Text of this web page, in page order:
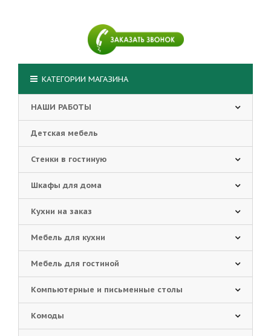
КАТЕГОРИИ МАГАЗИНА
НАШИ РАБОТЫ
Детская мебель
Стенки в гостиную
Шкафы для дома
Кухни на заказ
Мебель для кухни
Мебель для гостиной
Компьютерные и письменные столы
Комоды